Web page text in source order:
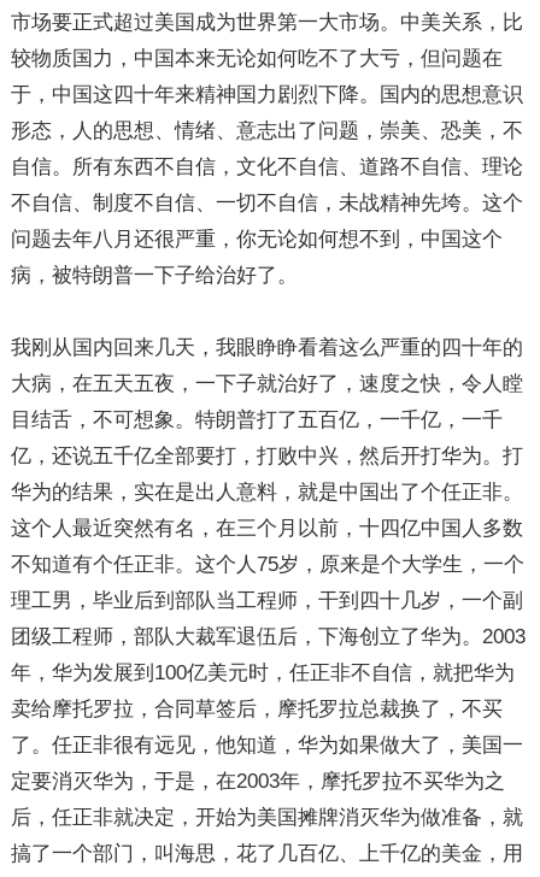
市场要正式超过美国成为世界第一大市场。中美关系，比
较物质国力，中国本来无论如何吃不了大亏，但问题在
于，中国这四十年来精神国力剧烈下降。国内的思想意识
形态，人的思想、情绪、意志出了问题，崇美、恐美，不
自信。所有东西不自信，文化不自信、道路不自信、理论
不自信、制度不自信、一切不自信，未战精神先垮。这个
问题去年八月还很严重，你无论如何想不到，中国这个
病，被特朗普一下子给治好了。
我刚从国内回来几天，我眼睁睁看着这么严重的四十年的
大病，在五天五夜，一下子就治好了，速度之快，令人瞠
目结舌，不可想象。特朗普打了五百亿，一千亿，一千
亿，还说五千亿全部要打，打败中兴，然后开打华为。打
华为的结果，实在是出人意料，就是中国出了个任正非。
这个人最近突然有名，在三个月以前，十四亿中国人多数
不知道有个任正非。这个人75岁，原来是个大学生，一个
理工男，毕业后到部队当工程师，干到四十几岁，一个副
团级工程师，部队大裁军退伍后，下海创立了华为。2003
年，华为发展到100亿美元时，任正非不自信，就把华为
卖给摩托罗拉，合同草签后，摩托罗拉总裁换了，不买
了。任正非很有远见，他知道，华为如果做大了，美国一
定要消灭华为，于是，在2003年，摩托罗拉不买华为之
后，任正非就决定，开始为美国摊牌消灭华为做准备，就
搞了一个部门，叫海思，花了几百亿、上千亿的美金，用